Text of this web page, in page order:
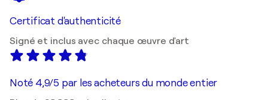
Certificat d'authenticité
Signé et inclus avec chaque œuvre d'art
Noté 4,9/5 par les acheteurs du monde entier